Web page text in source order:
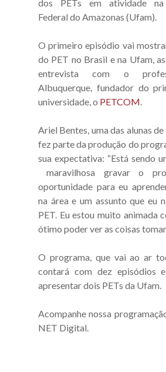
dos PETs em atividade na
Federal do Amazonas (Ufam).
O primeiro episódio vai
do PET no Brasil e na Ufam,
entrevista com o
Albuquerque, fundador do
universidade, o PETCOM.
Ariel Bentes, uma das alunas
fez parte da produção do
sua expectativa: “Está sendo
maravilhosa gravar o
oportunidade para eu
na área e um assunto que eu
PET. Eu estou muito animada
ótimo poder ver as coisas
O programa, que vai ao ar
contará com dez episódios
apresentar dois PETs da Ufam.
Acompanhe nossa
NET Digital.